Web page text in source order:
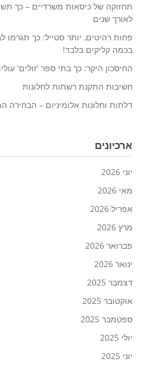
תחזוקה של כיסאות משרדיים – כך
לאורך שנים
פחות רהיטים, יותר סטייל: כך תגרמו
בכמה קליקים בלבד!
החיסכון היקר: כך בתי ספר 'זולים'
חשיבות התקנת רשתות לחלונות
דלתות וחלונות אלומיניום – הבחירה
ארכיונים
יוני 2026
מאי 2026
אפריל 2026
מרץ 2026
פברואר 2026
ינואר 2026
דצמבר 2025
אוקטובר 2025
ספטמבר 2025
יולי 2025
יוני 2025